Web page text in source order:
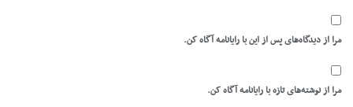
مرا از دیدگاه‌های پس از این با رایانامه آگاه کن.
مرا از نوشته‌های تازه با رایانامه آگاه کن.